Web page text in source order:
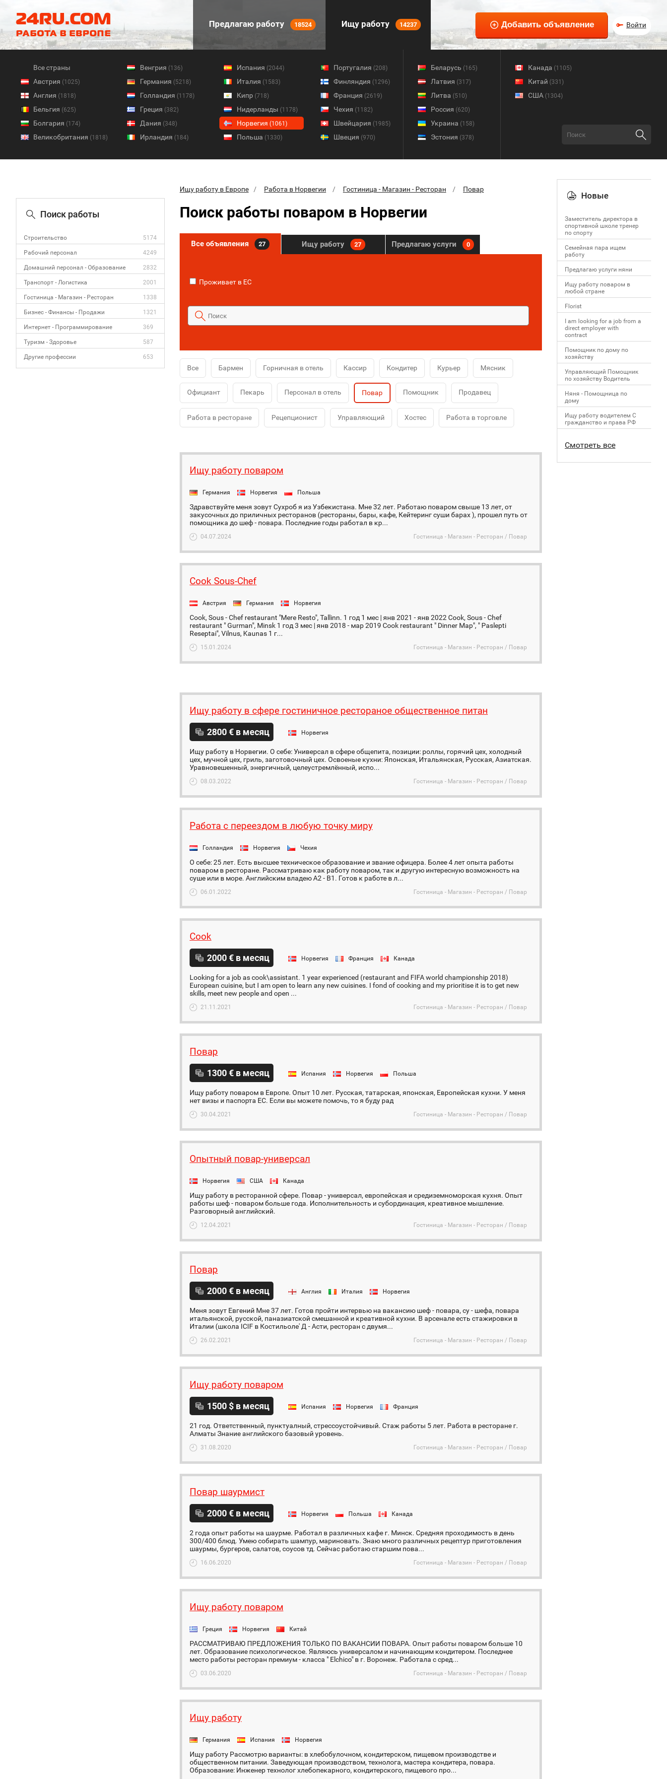
Предлагаю работу 18524 Ищу работу 14237 Войти
Все страны
Австрия (1025)
Англия (1818)
Бельгия (625)
Болгария (174)
Великобритания (1818)
Венгрия (136)
Германия (5218)
Голландия (1178)
Греция (382)
Дания (348)
Ирландия (184)
Испания (2044)
Италия (1583)
Кипр (718)
Нидерланды (1178)
Норвегия (1061)
Польша (1330)
Португалия (208)
Финляндия (1296)
Франция (2619)
Чехия (1182)
Швейцария (1985)
Швеция (970)
Беларусь (165)
Латвия (317)
Литва (510)
Россия (620)
Украина (158)
Эстония (378)
Канада (1105)
Китай (331)
США (1304)
Поиск работы
Строительство 5174
Рабочий персонал 4249
Домашний персонал - Образование 2832
Транспорт - Логистика 2001
Гостиница - Магазин - Ресторан 1338
Бизнес - Финансы - Продажи 1321
Интернет - Программирование 369
Туризм - Здоровье 587
Другие профессии 653
Ищу работу в Европе Работа в Норвегии Гостиница - Магазин - Ресторан Повар
Поиск работы поваром в Норвегии
Все объявления 27 Ищу работу 27 Предлагаю услуги 0
Проживает в ЕС
Все Бармен Горничная в отель Кассир Кондитер Курьер Мясник
Официант Пекарь Персонал в отель Повар Помощник Продавец
Работа в ресторане Рецепционист Управляющий Хостес Работа в торговле
Ищу работу поваром
Германия Норвегия Польша
Здравствуйте меня зовут Сухроб я из Узбекистана. Мне 32 лет. Работаю поваром свыше 13 лет, от
закусочных до приличных ресторанов (рестораны, бары, кафе, Кейтеринг суши барах ), прошел путь от
помощника до шеф - повара. Последние годы работал в кр...
04.07.2024 Гостиница - Магазин - Ресторан / Повар
Cook Sous-Chef
Австрия Германия Норвегия
Cook, Sous - Chef restaurant "Mere Resto", Tallinn. 1 год 1 мес | янв 2021 - янв 2022 Cook, Sous - Chef
restaurant " Gurman", Minsk 1 год 3 мес | янв 2018 - мар 2019 Cook restaurant " Dinner Map", " Paslepti
Reseptai", Vilnus, Kaunas 1 г...
15.01.2024 Гостиница - Магазин - Ресторан / Повар
Ищу работу в сфере гостиничное рестораное общественное питан
2800 € в месяц Норвегия
Ищу работу в Норвегии. О себе: Универсал в сфере общепита, позиции: роллы, горячий цех, холодный
цех, мучной цех, гриль, заготовочный цех. Освоеные кухни: Японская, Итальянская, Русская, Азиатская.
Уравновешенный, энергичный, целеустремлённый, испо...
08.03.2022 Гостиница - Магазин - Ресторан / Повар
Работа с переездом в любую точку миру
Голландия Норвегия Чехия
О себе: 25 лет. Есть высшее техническое образование и звание офицера. Более 4 лет опыта работы
поваром в ресторане. Рассматриваю как работу поваром, так и другую интересную возможность на
суше или в море. Английским владею A2 - B1. Готов к работе в л...
06.01.2022 Гостиница - Магазин - Ресторан / Повар
Cook
2000 € в месяц Норвегия Франция Канада
Looking for a job as cook\assistant. 1 year experienced (restaurant and FIFA world championship 2018)
European cuisine, but I am open to learn any new cuisines. I fond of cooking and my prioritise it is to get new
skills, meet new people and open ...
21.11.2021 Гостиница - Магазин - Ресторан / Повар
Повар
1300 € в месяц Испания Норвегия Польша
Ищу работу поваром в Европе. Опыт 10 лет. Русская, татарская, японская, Европейская кухни. У меня
нет визы и паспорта ЕС. Если вы можете помочь, то я буду рад
30.04.2021 Гостиница - Магазин - Ресторан / Повар
Опытный повар-универсал
Норвегия США Канада
Ищу работу в ресторанной сфере. Повар - универсал, европейская и средиземноморская кухня. Опыт
работы шеф - поваром больше года. Исполнительность и субординация, креативное мышление.
Разговорный английский.
12.04.2021 Гостиница - Магазин - Ресторан / Повар
Повар
2000 € в месяц Англия Италия Норвегия
Меня зовут Евгений Мне 37 лет. Готов пройти интервью на вакансию шеф - повара, су - шефа, повара
итальянской, русской, паназиатской смешанной и креативной кухни. В арсенале есть стажировки в
Италии (школа ICIF в Костильоле' Д - Асти, ресторан с двумя...
26.02.2021 Гостиница - Магазин - Ресторан / Повар
Ищу работу поваром
1500 $ в месяц Испания Норвегия Франция
21 год. Ответственный, пунктуалный, стрессоустойчивый. Стаж работы 5 лет. Работа в ресторане г.
Алматы Знание английского базовый уровень.
31.08.2020 Гостиница - Магазин - Ресторан / Повар
Повар шаурмист
2000 € в месяц Норвегия Польша Канада
2 года опыт работы на шаурме. Работал в различных кафе г. Минск. Средняя проходимость в день
300/400 блюд. Умею собирать шампур, мариновать. Знаю много различных рецептур приготовления
шаурмы, бургеров, салатов, соусов тд. Сейчас работаю старшим пова...
16.06.2020 Гостиница - Магазин - Ресторан / Повар
Ищу работу поваром
Греция Норвегия Китай
РАССМАТРИВАЮ ПРЕДЛОЖЕНИЯ ТОЛЬКО ПО ВАКАНСИИ ПОВАРА. Опыт работы поваром больше 10
лет. Образование психологическое. Являюсь универсалом и начинающим кондитером. Последнее
место работы ресторан премиум - класса " Elchico" в г. Воронеж. Работала с сред...
03.06.2020 Гостиница - Магазин - Ресторан / Повар
Ищу работу
Германия Испания Норвегия
Ищу работу Рассмотрю варианты: в хлебобулочном, кондитерском, пищевом производстве и
общественном питании. Заведующая производством, технолога, мастера кондитера, повара.
Образование: Инженер технолог хлебопекарного, кондитерского, пищевого про...
Новые
Заместитель директора в
спортивной школе тренер
по спорту
Семейная пара ищем
работу
Предлагаю услуги няни
Ищу работу поваром в
любой стране
Florist
I am looking for a job from a
direct employer with
contract
Помощник по дому по
хозяйству
Управляющий Помощник
по хозяйству Водитель
Няня - Помощница по
дому
Ищу работу водителем С
гражданство и права РФ
Смотреть все